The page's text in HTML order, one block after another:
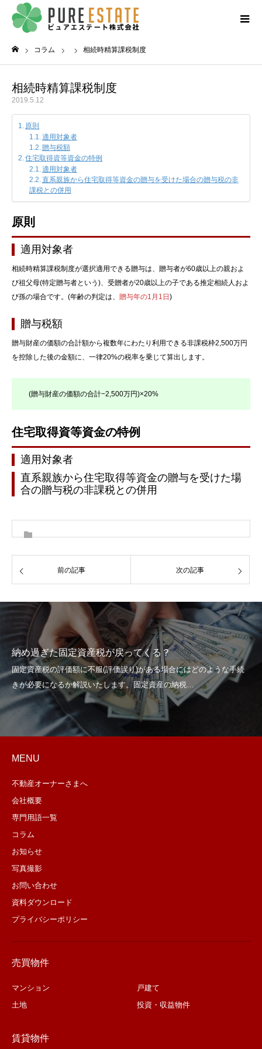
コラム 相続時精算課税制度
相続時精算課税制度
2019.5.12
原則
適用対象者
贈与税額
住宅取得資等資金の特例
適用対象者
直系親族から住宅取得等資金の贈与を受けた場合の贈与税の非
課税との併用
原則
適用対象者
相続時精算課税制度が選択適用できる贈与は、贈与者が60歳以上の親およ
び祖父母(特定贈与者という)、受贈者が20歳以上の子である推定相続人およ
び孫の場合です。(年齢の判定は、 贈与年の1月1日 )
贈与税額
贈与財産の価額の合計額から複数年にわたり利用できる非課税枠2,500万円
を控除した後の金額に、一律20%の税率を乗じて算出します。
(贈与財産の価額の合計−2,500万円)×20%
住宅取得資等資金の特例
適用対象者
直系親族から住宅取得等資金の贈与を受けた場
合の贈与税の非課税との併用
前の記事 次の記事
納め過ぎた固定資産税が戻ってくる？
MENU
不動産オーナーさまへ
会社概要
専門用語一覧
コラム
お知らせ
写真撮影
お問い合わせ
資料ダウンロード
プライバシーポリシー
売買物件
マンション
戸建て
土地
投資・収益物件
賃貸物件